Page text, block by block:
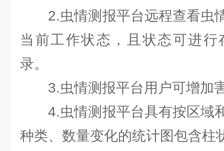
2.虫情测报平台远程查看虫
当前工作状态，且状态可进
录。
3.虫情测报平台用户可增加
4.虫情测报平台具有按区域
种类、数量变化的统计图包含柱